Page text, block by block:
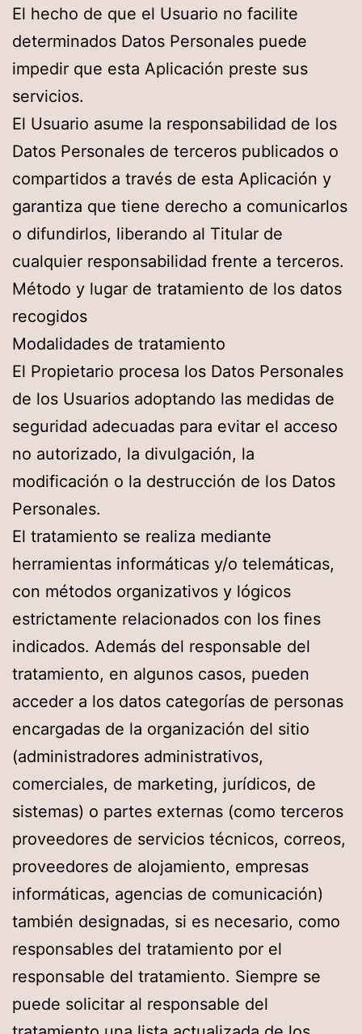
El hecho de que el Usuario no facilite
determinados Datos Personales puede
impedir que esta Aplicación preste sus
servicios.
El Usuario asume la responsabilidad de los
Datos Personales de terceros publicados o
compartidos a través de esta Aplicación y
garantiza que tiene derecho a comunicarlos
o difundirlos, liberando al Titular de
cualquier responsabilidad frente a terceros.
Método y lugar de tratamiento de los datos
recogidos
Modalidades de tratamiento
El Propietario procesa los Datos Personales
de los Usuarios adoptando las medidas de
seguridad adecuadas para evitar el acceso
no autorizado, la divulgación, la
modificación o la destrucción de los Datos
Personales.
El tratamiento se realiza mediante
herramientas informáticas y/o telemáticas,
con métodos organizativos y lógicos
estrictamente relacionados con los fines
indicados. Además del responsable del
tratamiento, en algunos casos, pueden
acceder a los datos categorías de personas
encargadas de la organización del sitio
(administradores administrativos,
comerciales, de marketing, jurídicos, de
sistemas) o partes externas (como terceros
proveedores de servicios técnicos, correos,
proveedores de alojamiento, empresas
informáticas, agencias de comunicación)
también designadas, si es necesario, como
responsables del tratamiento por el
responsable del tratamiento. Siempre se
puede solicitar al responsable del